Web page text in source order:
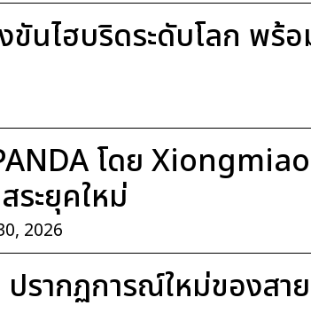
งขันไฮบริดระดับโลก พ
โดย
ระยุคใหม่
2026
ากฏการณ์ใหม่ของสา